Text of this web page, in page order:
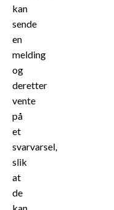
kan
sende
en
melding
og
deretter
vente
på
et
svarvarsel,
slik
at
de